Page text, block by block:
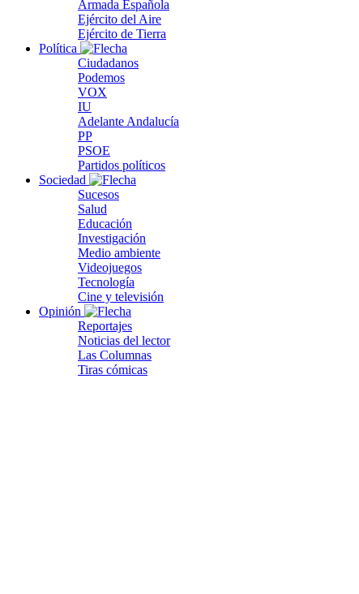
Armada Española
Ejército del Aire
Ejército de Tierra
Política
Ciudadanos
Podemos
VOX
IU
Adelante Andalucía
PP
PSOE
Partidos políticos
Sociedad
Sucesos
Salud
Educación
Investigación
Medio ambiente
Videojuegos
Tecnología
Cine y televisión
Opinión
Reportajes
Noticias del lector
Las Columnas
Tiras cómicas